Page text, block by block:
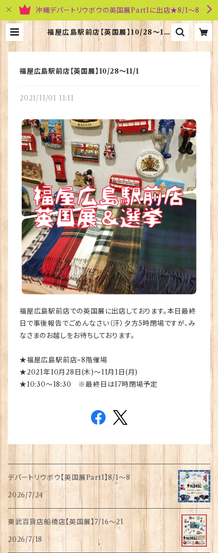
沖縄デパートリウボウの英国展Part1に出店★8/1～8
福屋広島駅前店【英国展】10/28～11/
1 | 英国雑貨専門店ブリティッシュ・ラ
福屋広島駅前店【英国展】10/28～11/1
2021/11/01 11:11
福屋広島駅前店での英国展に出店しております。本日最終
日で事後報告でごめんなさい（汗）夕方5時閉場ですが、み
なさまのお越しをお待ちしております。
★福屋広島駅前店=8階催場
★2021年10月28日(木)～11月1日(月)
★10:30～18:30 ※最終日は17時閉場予定
デパートリウボウ【英国展Part1】8/1〜8
2026/7/24
東武百貨店船橋店【英国展】7/16～21
2026/7/18